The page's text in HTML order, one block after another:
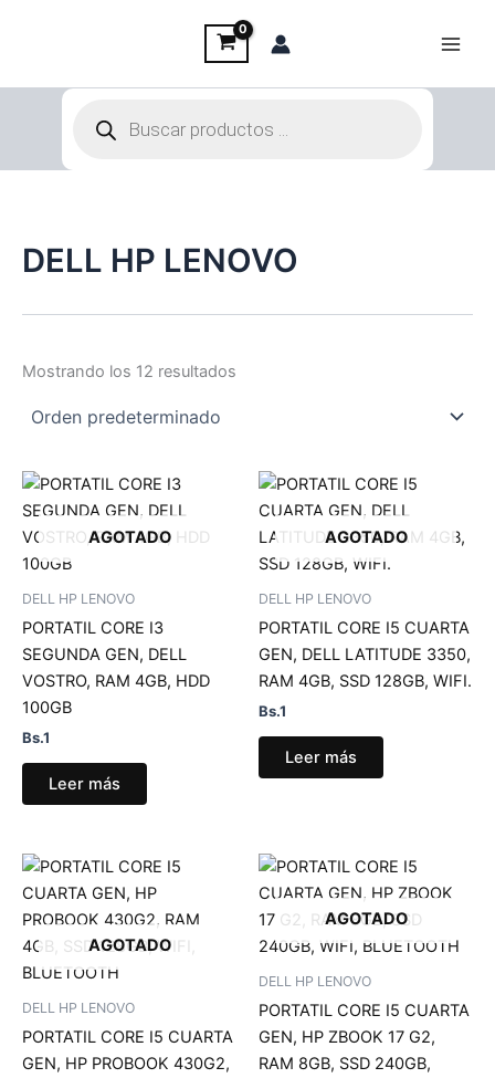
DELL HP LENOVO
Mostrando los 12 resultados
AGOTADO
DELL HP LENOVO
PORTATIL CORE I3
SEGUNDA GEN, DELL
VOSTRO, RAM 4GB, HDD
100GB
Bs.1
Leer más
AGOTADO
DELL HP LENOVO
PORTATIL CORE I5 CUARTA
GEN, DELL LATITUDE 3350,
RAM 4GB, SSD 128GB, WIFI.
Bs.1
Leer más
AGOTADO
DELL HP LENOVO
PORTATIL CORE I5 CUARTA
GEN, HP PROBOOK 430G2,
AGOTADO
DELL HP LENOVO
PORTATIL CORE I5 CUARTA
GEN, HP ZBOOK 17 G2,
RAM 8GB, SSD 240GB,